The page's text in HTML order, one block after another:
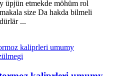
üpjün etmekde möhüm rol
size Da hakda bilmeli
...